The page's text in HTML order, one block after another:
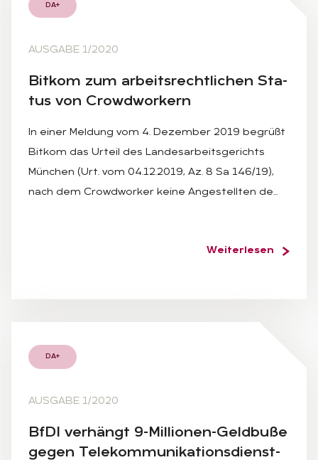
DA+
AUSGABE 1/2020
Bit­kom zum ar­beits­recht­li­chen Sta­
tus von Crowd­wor­kern
In einer Meldung vom 4. Dezember 2019 begrüßt
Bitkom das Urteil des Landesarbeitsgerichts
München (Urt. vom 04.12.2019, Az. 8 Sa 146/19),
nach dem Crowdworker keine Angestellten de…
Weiterlesen
DA+
AUSGABE 1/2020
BfDI ver­hängt 9-Mil­lio­nen-Geld­bu­ße
ge­gen Te­le­kom­mu­ni­ka­ti­ons­dienst­